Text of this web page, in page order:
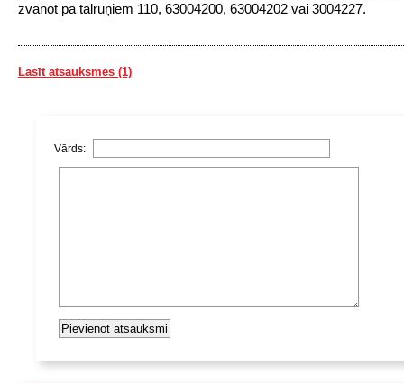
zvanot pa tālruņiem 110, 63004200, 63004202 vai 3004227.
Lasīt atsauksmes (1)
Vārds: